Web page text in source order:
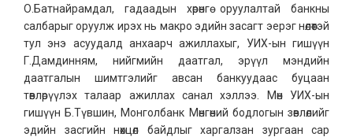
О.Батнайрамдал, гадаадын хөрөнгө оруулалтай банкны
салбарыг оруулж ирэх нь макро эдийн засагт эерэг нөлөөтэй
тул энэ асуудалд анхаарч ажиллахыг, УИХ-ын гишүүн
Г.Дамдинням, нийгмийн даатгал, эрүүл мэндийн
даатгалын шимтгэлийг авсан банкуудаас буцаан
төвлөрүүлэх талаар ажиллах санал хэллээ. Мөн УИХ-ын
гишүүн Б.Түвшин, Монголбанк Мөнгөний бодлогын зөвлөлийг
эдийн засгийн нөхцөл байдлыг харгалзан зургаан сар